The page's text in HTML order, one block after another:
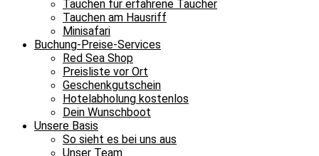
Tauchen für erfahrene Taucher
Tauchen am Hausriff
Minisafari
Buchung-Preise-Services
Red Sea Shop
Preisliste vor Ort
Geschenkgutschein
Hotelabholung kostenlos
Dein Wunschboot
Unsere Basis
So sieht es bei uns aus
Unser Team